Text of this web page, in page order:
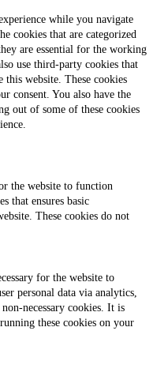
while you navigate
cookies that are categorized
are essential for the working
use third-party cookies that
this website. These cookies
consent. You also have the
out of some of these cookies
the website to function
that ensures basic
These cookies do not
for the website to
personal data via analytics,
necessary cookies. It is
these cookies on your